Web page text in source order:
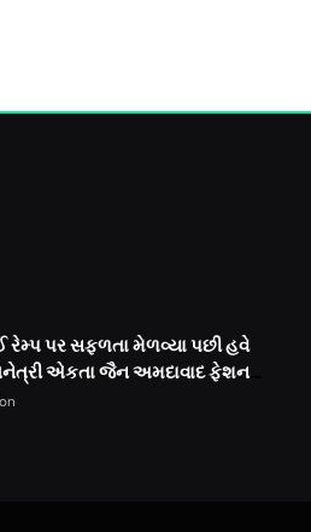
પર સફળતા મેળવ્યા પછી હવે
એકતા જૈન અમદાવાદ ફેશન
પોતાની પ્રતિભા પ્રદર્શિત કરશે